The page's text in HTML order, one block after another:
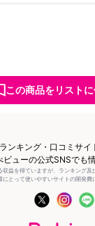
この商品をリスト
ンキング・口コミサイ
ビューの公式SNSでも
益を得ていますが、ランキング
にとって使いやすいサイトの開発費